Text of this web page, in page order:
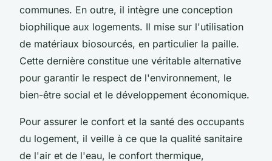
communes. En outre, il intègre une conception
biophilique aux logements. Il mise sur l'utilisation
de matériaux biosourcés, en particulier la paille.
Cette dernière constitue une véritable alternative
pour garantir le respect de l'environnement, le
bien-être social et le développement économique.
Pour assurer le confort et la santé des occupants
du logement, il veille à ce que la qualité sanitaire
de l'air et de l'eau, le confort thermique,